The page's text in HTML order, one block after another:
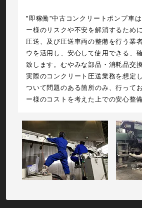
"即稼働”中古コンクリートポンプ車
ー様のリスクや不安を解消するため
圧送、及び圧送車両の整備を行う業
ウを活用し、安心して使用できる、
致します。むやみな部品・消耗品交
実際のコンクリート圧送業務を想定
ついて問題のある箇所のみ、行って
ー様のコストを考えた上での安心整